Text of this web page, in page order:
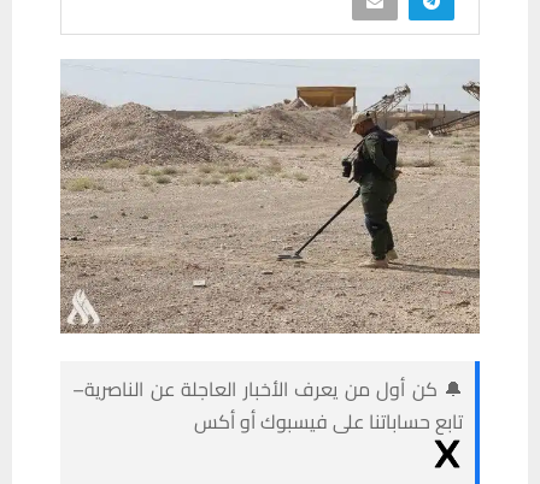
🔔 كن أول من يعرف الأخبار العاجلة عن الناصرية–
تابع حساباتنا على فيسبوك أو أكس